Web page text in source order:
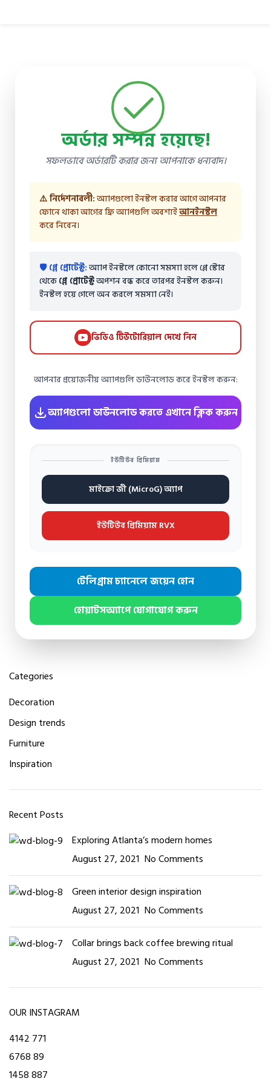
অর্ডার সম্পন্ন হয়েছে!
সফলভাবে অর্ডারটি করার জন্য আপনাকে ধন্যবাদ।
⚠️ নির্দেশনাবলী:অ্যাপগুলো ইনস্টল করার আগে আপনার
ফোনে থাকা আগের ফ্রি অ্যাপগুলি অবশ্যইআনইনস্টল
করে নিবেন।
🛡️ প্লে প্রোটেক্ট:অ্যাপ ইনস্টলে কোনো সমস্যা হলে প্লে স্টোর
থেকেপ্লে প্রোটেক্টঅপশন বন্ধ করে তারপর ইনস্টল করুন।
ইনস্টল হয়ে গেলে অন করলে সমস্যা নেই।
ভিডিও টিউটোরিয়াল দেখে নিন
আপনার প্রয়োজনীয় অ্যাপগুলি ডাউনলোড করে ইনস্টল করুন:
অ্যাপগুলো ডাউনলোড করতে এখানে ক্লিক করুন
ইউটিউব প্রিমিয়াম
মাইক্রো জী (MicroG) অ্যাপ
ইউটিউব প্রিমিয়াম RVX
টেলিগ্রাম চ্যানেলে জয়েন হোন
হোয়াটসঅ্যাপে যোগাযোগ করুন
Categories
Decoration
Design trends
Furniture
Inspiration
Recent Posts
Exploring Atlanta’s modern homes
August 27, 2021 No Comments
Green interior design inspiration
August 27, 2021 No Comments
Collar brings back coffee brewing ritual
August 27, 2021 No Comments
OUR INSTAGRAM
4142 771
676889
1458887